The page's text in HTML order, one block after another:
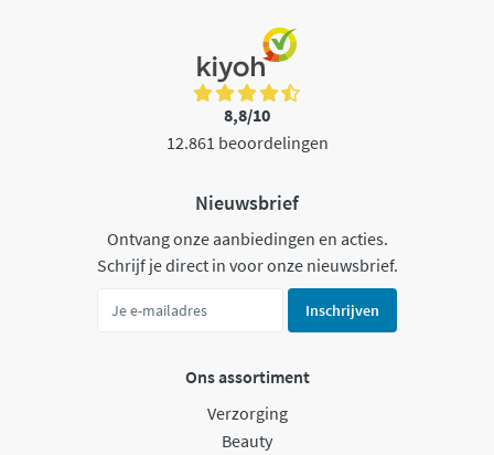
8,8/10
12.861 beoordelingen
Nieuwsbrief
Ontvang onze aanbiedingen en acties.
Schrijf je direct in voor onze nieuwsbrief.
Inschrijven
Ons assortiment
Verzorging
Beauty